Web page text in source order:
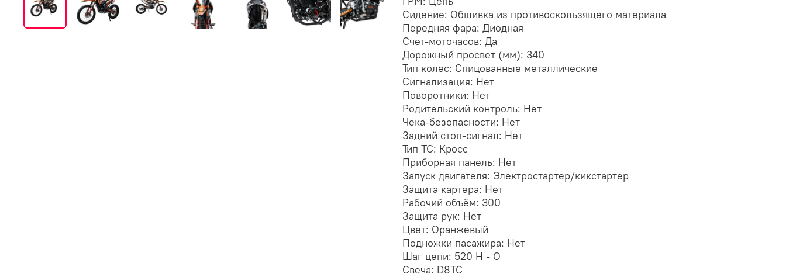
Сидение: Обшивка из противоскользящего материала
Передняя фара: Диодная
Счет-моточасов: Да
Дорожный просвет (мм): 340
Тип колес: Спицованные металлические
Сигнализация: Нет
Поворотники: Нет
Родительский контроль: Нет
Чека-безопасности: Нет
Задний стоп-сигнал: Нет
Тип ТС: Кросс
Приборная панель: Нет
Запуск двигателя: Электростартер/кикстартер
Защита картера: Нет
Рабочий объём: 300
Защита рук: Нет
Цвет: Оранжевый
Подножки пасажира: Нет
Шаг цепи: 520 H - O
Свеча: D8TC